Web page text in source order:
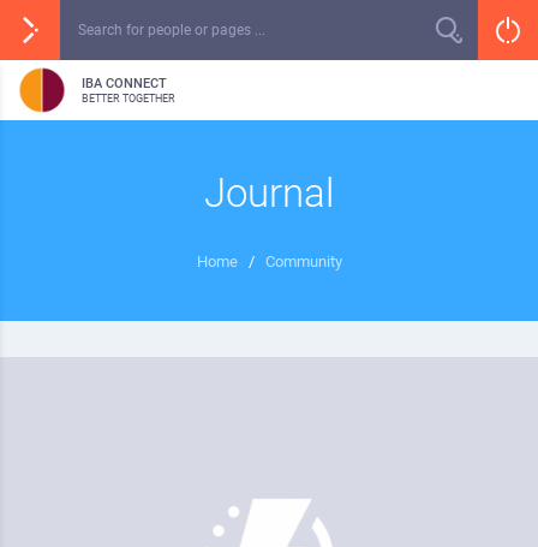
IBA CONNECT
BETTER TOGETHER
Journal
Home / Community